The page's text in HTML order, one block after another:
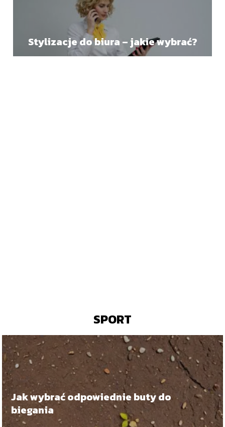
Stylizacje do biura – jakie wybrać?
SPORT
Jak wybrać odpowiednie buty do
biegania